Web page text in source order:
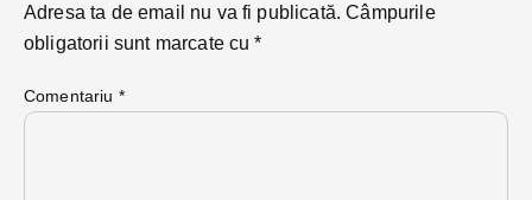
Adresa ta de email nu va fi publicată. Câmpurile
obligatorii sunt marcate cu*
Comentariu *